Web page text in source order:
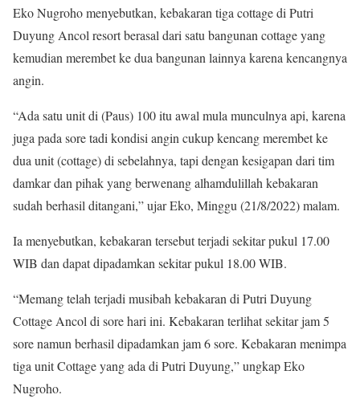
Eko Nugroho menyebutkan, kebakaran tiga cottage di Putri
Duyung Ancol resort berasal dari satu bangunan cottage yang
kemudian merembet ke dua bangunan lainnya karena kencangnya
angin.
“Ada satu unit di (Paus) 100 itu awal mula munculnya api, karena
juga pada sore tadi kondisi angin cukup kencang merembet ke
dua unit (cottage) di sebelahnya, tapi dengan kesigapan dari tim
damkar dan pihak yang berwenang alhamdulillah kebakaran
sudah berhasil ditangani,” ujar Eko, Minggu (21/8/2022) malam.
Ia menyebutkan, kebakaran tersebut terjadi sekitar pukul 17.00
WIB dan dapat dipadamkan sekitar pukul 18.00 WIB.
“Memang telah terjadi musibah kebakaran di Putri Duyung
Cottage Ancol di sore hari ini. Kebakaran terlihat sekitar jam 5
sore namun berhasil dipadamkan jam 6 sore. Kebakaran menimpa
tiga unit Cottage yang ada di Putri Duyung,” ungkap Eko
Nugroho.